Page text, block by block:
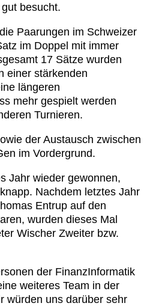
/ Tabellen
besucht.
Paarungen im Schweizer
im Doppel mit immer
17 Sätze wurden
einer stärkenden
längeren
mehr gespielt werden
Turnieren.
der Austausch zwischen
im Vordergrund.
Jahr wieder gewonnen,
Nachdem letztes Jahr
Entrup auf den
wurden dieses Mal
Wischer Zweiter bzw.
der FinanzInformatik
weiteres Team in der
würden uns darüber sehr